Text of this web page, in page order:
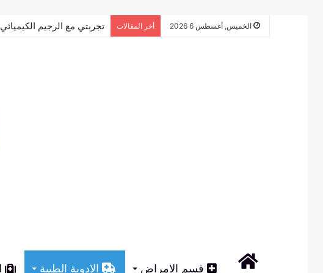
الخميس, أغسطس 6 2026 أخر المقالات تجربتي مع الرجيم الكيميائي
الرئيسيةقسم الامراض الادوية الطبية